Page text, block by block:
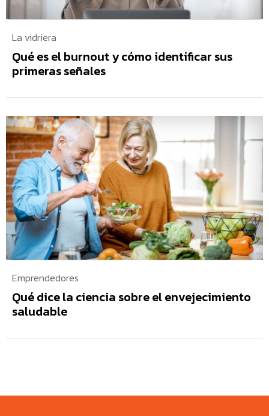
La vidriera
Qué es el burnout y cómo identificar sus
primeras señales
Emprendedores
Qué dice la ciencia sobre el envejecimiento
saludable